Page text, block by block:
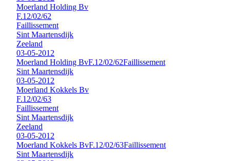
Moerland Holding Bv
F.12/02/62
Faillissement
Sint Maartensdijk
Zeeland
03-05-2012
Moerland Holding BvF.12/02/62Faillissement
Sint Maartensdijk
03-05-2012
Moerland Kokkels Bv
F.12/02/63
Faillissement
Sint Maartensdijk
Zeeland
03-05-2012
Moerland Kokkels BvF.12/02/63Faillissement
Sint Maartensdijk